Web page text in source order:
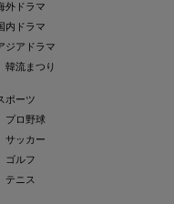
外ドラマ
内ドラマ
ジアドラマ
韓流まつり
ポーツ
プロ野球
サッカー
ゴルフ
テニス